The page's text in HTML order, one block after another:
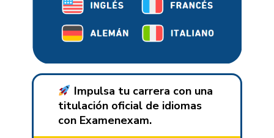
Impulsa tu carrera con una
titulación oficial de idiomas
con Examenexam.